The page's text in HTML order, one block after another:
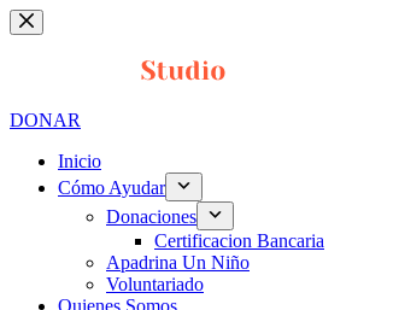
Saltar
al
DONAR
Inicio
Cómo Ayudar
Donaciones
Certificacion Bancaria
Apadrina Un Niño
Voluntariado
Quienes Somos